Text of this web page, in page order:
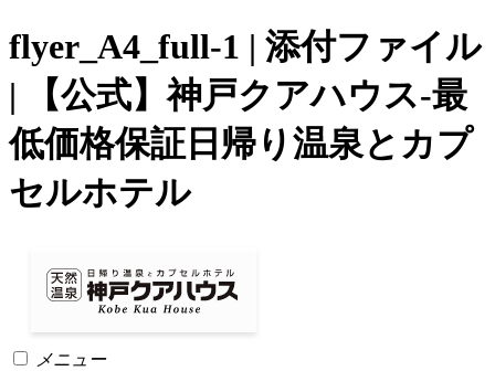
flyer_A4_full-1 | 添付ファイル
| 【公式】神戸クアハウス-最
低価格保証日帰り温泉とカプ
セルホテル
メニュー